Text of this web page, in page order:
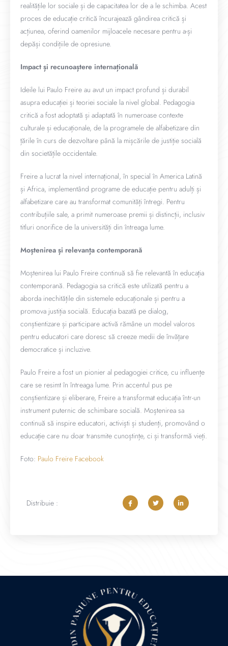
realitățile lor sociale și de capacitatea lor de a le schimba. Acest
proces de educație critică încurajează gândirea critică și
acțiunea, oferind oamenilor mijloacele necesare pentru a-și
depăși condițiile de opresiune.
Impact și recunoaștere internațională
Ideile lui Paulo Freire au avut un impact profund și durabil
asupra educației și teoriei sociale la nivel global. Pedagogia
critică a fost adoptată și adaptată în numeroase contexte
culturale și educaționale, de la programele de alfabetizare din
țările în curs de dezvoltare până la mișcările de justiție socială
din societățile occidentale.
Freire a lucrat la nivel internațional, în special în America Latină
și Africa, implementând programe de educație pentru adulți și
alfabetizare care au transformat comunități întregi. Pentru
contribuțiile sale, a primit numeroase premii și distincții, inclusiv
titluri onorifice de la universități din întreaga lume.
Moștenirea și relevanța contemporană
Moștenirea lui Paulo Freire continuă să fie relevantă în educația
contemporană. Pedagogia sa critică este utilizată pentru a
aborda inechitățile din sistemele educaționale și pentru a
promova justiția socială. Educația bazată pe dialog,
conștientizare și participare activă rămâne un model valoros
pentru educatori care doresc să creeze medii de învățare
democratice și incluzive.
Paulo Freire a fost un pionier al pedagogiei critice, cu influențe
care se resimt în întreaga lume. Prin accentul pus pe
conștientizare și eliberare, Freire a transformat educația într-un
instrument puternic de schimbare socială. Moștenirea sa
continuă să inspire educatori, activiști și studenți, promovând o
educație care nu doar transmite cunoștințe, ci și transformă vieți.
Foto: Paulo Freire Facebook
Distribuie :